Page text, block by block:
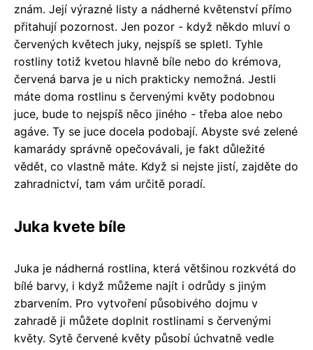
znám. Její výrazné listy a nádherné květenství přímo
přitahují pozornost. Jen pozor - když někdo mluví o
červených květech juky, nejspíš se spletl. Tyhle
rostliny totiž kvetou hlavně bíle nebo do krémova,
červená barva je u nich prakticky nemožná. Jestli
máte doma rostlinu s červenými květy podobnou
juce, bude to nejspíš něco jiného - třeba aloe nebo
agáve. Ty se juce docela podobají. Abyste své zelené
kamarády správně opečovávali, je fakt důležité
vědět, co vlastně máte. Když si nejste jistí, zajděte do
zahradnictví, tam vám určitě poradí.
Juka kvete bíle
Juka je nádherná rostlina, která většinou rozkvétá do
bílé barvy, i když můžeme najít i odrůdy s jiným
zbarvením. Pro vytvoření působivého dojmu v
zahradě ji můžete doplnit rostlinami s červenými
květy. Sytě červené květy působí úchvatně vedle